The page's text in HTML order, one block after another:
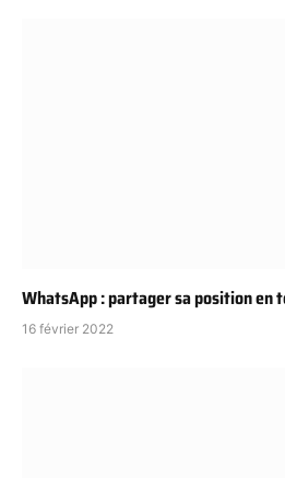
WhatsApp : partager sa position en
16 février 2022